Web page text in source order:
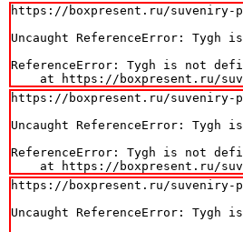
https://boxpresent.ru/suveniry-
Uncaught ReferenceError: Tygh
ReferenceError: Tygh is not
at https://boxpresent.ru/
https://boxpresent.ru/suveniry-
Uncaught ReferenceError: Tygh
ReferenceError: Tygh is not
at https://boxpresent.ru/
https://boxpresent.ru/suveniry-
Uncaught ReferenceError: Tygh